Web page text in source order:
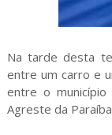
Na tarde desta
entre um carro e
entre o
Agreste da